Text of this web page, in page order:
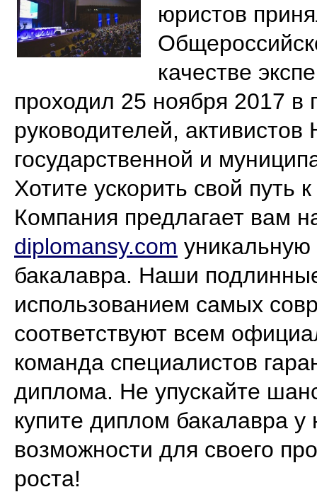
юристов
качестве
проходил 25 ноября 2017 в
руководителей,
государственной и
Хотите ускорить свой путь
Компания предлагает вам
diplomansy.com уникальную
бакалавра. Наши
использованием самых
соответствуют всем
команда специалистов
диплома. Не упускайте
купите диплом бакалавра у
возможности для своего
роста!